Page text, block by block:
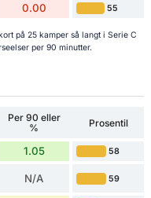
0.00 55
på 25 kamper så langt i Serie C
per 90 minutter.
Per 90 eller
%
Prosentil
1.05 58
N/A 59